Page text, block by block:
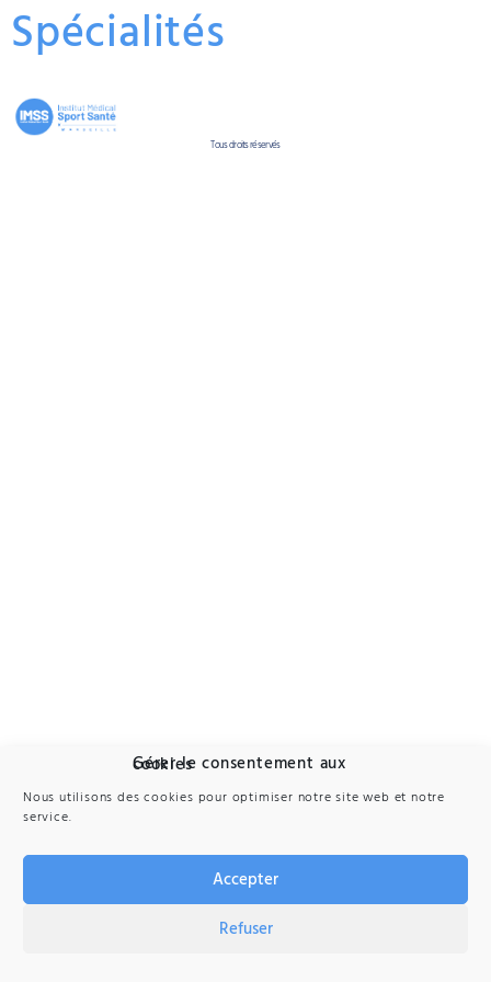
Gérer le consentement aux cookies
Nous utilisons des cookies pour optimiser notre site web et notre
service.
Accepter
Refuser
Spécialités
Tous droits réservés